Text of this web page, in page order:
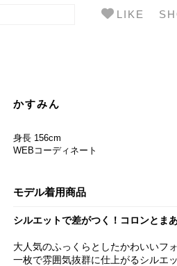
LIKE
かすみん
身長 156cm
WEBコーディネート
モデル着用商品
シルエットで差がつく！コロンとま
大人気のふっくらとしたかわいいフ
一枚で雰囲気抜群に仕上がるシルエ